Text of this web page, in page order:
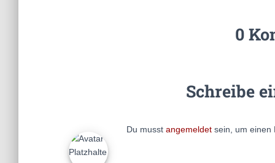
0
Schreibe
Du musst angemeldet sein, um einen